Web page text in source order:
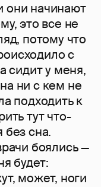
они начинают
это все не
потому что
с
сидит у меня,
ни с кем не
подходить к
тут что-
сна.
боялись —
будет:
может, ноги